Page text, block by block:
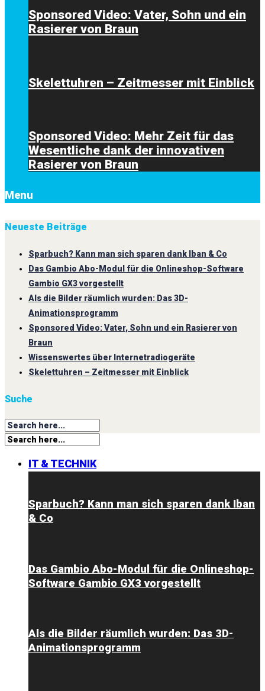
Sponsored Video: Vater, Sohn und ein
Rasierer von Braun
Skelettuhren – Zeitmesser mit Einblick
Sponsored Video: Mehr Zeit für das
Wesentliche dank der innovativen
Rasierer von Braun
Menu
Neueste Beiträge
Sparbuch? Kann man sich sparen dank Iban & Co
Das Gambio Abo-Modul für die Onlineshop-Software
Gambio GX3 vorgestellt
Als die Bilder räumlich wurden: Das 3D-
Animationsprogramm
Sponsored Video: Vater, Sohn und ein Rasierer von
Braun
Wissenswertes über Internetradiogeräte
Skelettuhren – Zeitmesser mit Einblick
Suche
IT & TECHNIK
Sparbuch? Kann man sich sparen dank Iban
& Co
Das Gambio Abo-Modul für die Onlineshop-
Software Gambio GX3 vorgestellt
Als die Bilder räumlich wurden: Das 3D-
Animationsprogramm